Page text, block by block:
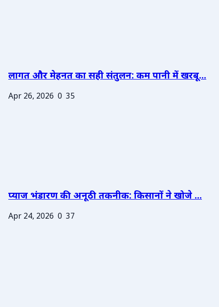
लागत और मेहनत का सही संतुलन: कम पानी में खरबू...
Apr 26, 2026 0 35
प्याज भंडारण की अनूठी तकनीक: किसानों ने खोजे ...
Apr 24, 2026 0 37